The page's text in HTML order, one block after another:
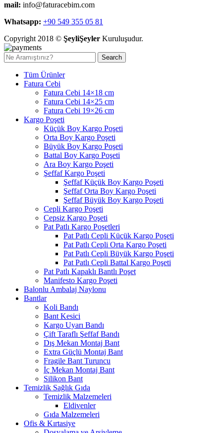
mail: info@faturacebim.com
Whatsapp: +90 549 355 05 81
Copyright 2018 © ŞeyliŞeyler Kuruluşudur.
Search
Tüm Ürünler
Fatura Cebi
Fatura Cebi 14×18 cm
Fatura Cebi 14×25 cm
Fatura Cebi 19×26 cm
Kargo Poşeti
Küçük Boy Kargo Poşeti
Orta Boy Kargo Poşeti
Büyük Boy Kargo Poşeti
Battal Boy Kargo Poşeti
Ara Boy Kargo Poşeti
Şeffaf Kargo Poşeti
Şeffaf Küçük Boy Kargo Poşeti
Şeffaf Orta Boy Kargo Poşeti
Şeffaf Büyük Boy Kargo Poşeti
Cepli Kargo Poşeti
Cepsiz Kargo Poşeti
Pat Patlı Kargo Poşetleri
Pat Patlı Cepli Küçük Kargo Poşeti
Pat Patlı Cepli Orta Kargo Poşeti
Pat Patlı Cepli Büyük Kargo Poşeti
Pat Patlı Cepli Battal Kargo Poşeti
Pat Patlı Kapaklı Bantlı Poşet
Manifesto Kargo Poşeti
Balonlu Ambalaj Naylonu
Bantlar
Koli Bandı
Bant Kesici
Kargo Uyarı Bandı
Çift Taraflı Şeffaf Bandı
Dış Mekan Montaj Bant
Extra Güçlü Montaj Bant
Fragile Bant Turuncu
İç Mekan Montaj Bant
Silikon Bant
Temizlik Sağlık Gıda
Temizlik Malzemeleri
Eldivenler
Gıda Malzemeleri
Ofis & Kırtasiye